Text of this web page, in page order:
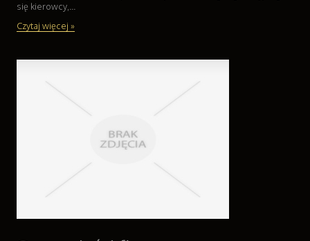
się kierowcy,...
Czytaj więcej »